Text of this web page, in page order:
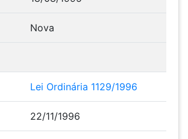
Nova
Lei Ordinária 1129/1996
22/11/1996